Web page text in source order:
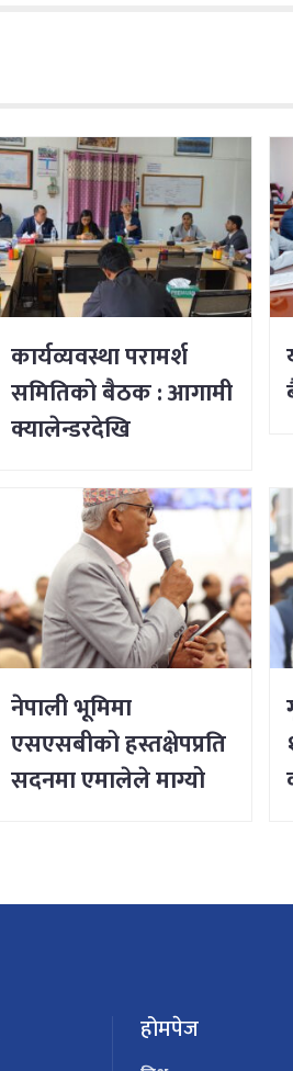
कार्यव्यवस्था परामर्श
समितिको बैठक : आगामी
क्यालेन्डरदेखि
विषयसम्म छलफल
नेपाली भूमिमा
एसएसबीको हस्तक्षेपप्रति
सदनमा एमालेले माग्यो
होमपेज